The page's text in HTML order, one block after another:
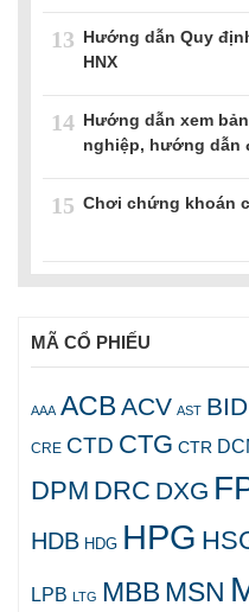
13 Hướng dẫn Quy
HNX
14 Hướng dẫn xem
nghiệp, hướng dẫn
15 Chơi chứng khoán
MÃ CỔ PHIẾU
AAA ACB ACV AST BID
CRE CTD CTG CTR
DPM DRC DXG
HDB HDG HPG
LPB LTG MBBMSN